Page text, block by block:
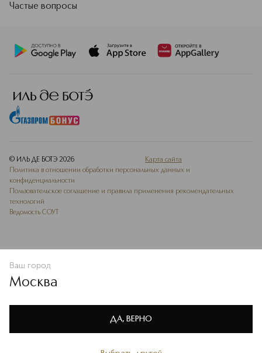
Политике конфиденциальности
Частые вопросы
© ИЛЬ ДЕ БОТЭ 2026
Карта сайта
Политика в отношении обработки персональных данных и
конфиденциальности
Пользовательское соглашение и правила применения рекомендательных
технологий
Ведомость СОУТ
Ваш город
Москва
ДА, ВЕРНО